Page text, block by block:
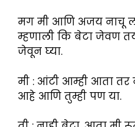
मग मी आणि अजय नाचू
म्हणाली कि बेटा जेवण
जेवून घ्या.
मी : आंटी आम्ही आता
आहे आणि तुम्ही पण या.